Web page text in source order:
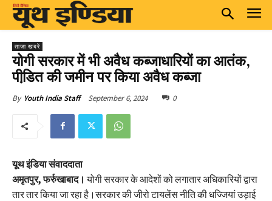
ताज़ा खबरें
योगी सरकार में भी अवैध कब्जाधारियों का आतंक,
पीडि़त की जमीन पर किया अवैध कब्जा
By Youth India Staff September 6, 2024 0
यूथ इंडिया संवाददाता
अमृतपुर, फर्रुखाबाद। योगी सरकार के आदेशों को लगातार अधिकारियों द्वारा
तार तार किया जा रहा है।सरकार की जीरो टायलेंस नीति की धज्जियां उड़ाई